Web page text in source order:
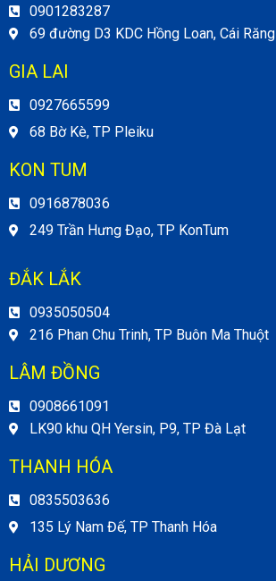
0901283287
69 đường D3 KDC Hồng Loan, Cái Răng
GIA LAI
0927665599
68 Bờ Kè, TP Pleiku
KON TUM
0916878036
249 Trần Hưng Đạo, TP KonTum
ĐẮK LẮK
0935050504
216 Phan Chu Trinh, TP Buôn Ma Thuột
LÂM ĐỒNG
0908661091
LK90 khu QH Yersin, P9, TP Đà Lạt
THANH HÓA
0835503636
135 Lý Nam Đế, TP Thanh Hóa
HẢI DƯƠNG